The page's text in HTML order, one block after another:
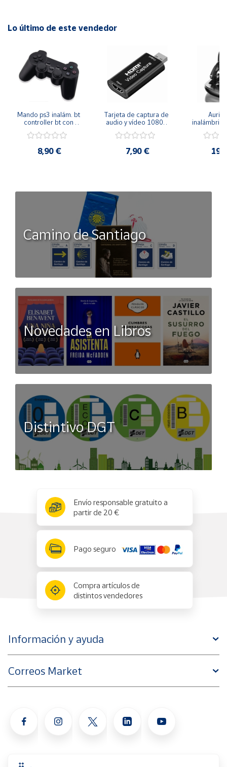
Lo último de este vendedor
Mando ps3 inalám. bt
controller bt con
vibración
8,90 €
Tarjeta de captura de
audio y vídeo 1080p
7,90 €
manos
Camino de Santiago
Novedades en Libros
Distintivo DGT
Envío responsable gratuito a
partir de 20 €
Pago seguro
Compra artículos de
distintos vendedores
Información y ayuda
Correos Market